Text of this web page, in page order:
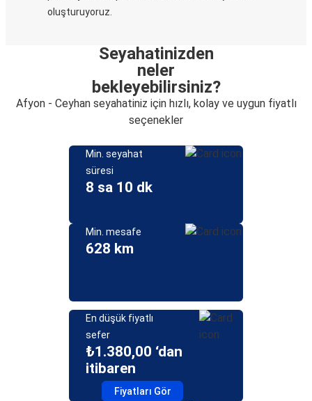
oluşturuyoruz.
Seyahatinizden
neler
bekleyebilirsiniz?
Afyon - Ceyhan seyahatiniz için hızlı, kolay ve uygun fiyatlı
seçenekler
Min. seyahat
süresi
8 sa 10 dk
Min. mesafe
628 km
En düşük fiyatlı
sefer
₺1.380,00 ‘dan
itibaren
Fiyatları Gör